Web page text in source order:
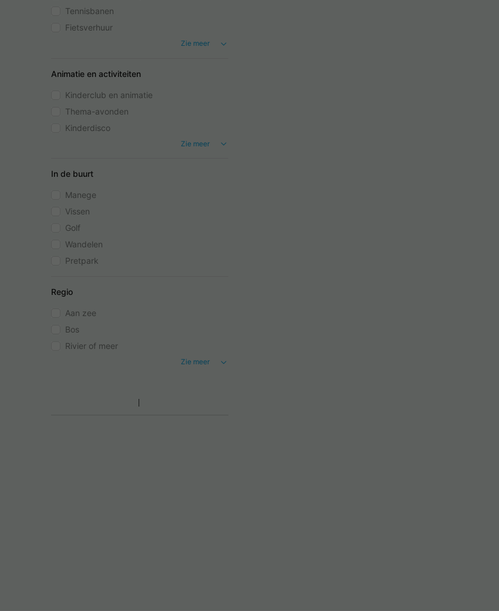
Tennisbanen
Fietsverhuur
Zie meer
Animatie en activiteiten
Kinderclub en animatie
Thema-avonden
Kinderdisco
Zie meer
In de buurt
Manege
Vissen
Golf
Wandelen
Pretpark
Regio
Aan zee
Bos
Rivier of meer
Zie meer